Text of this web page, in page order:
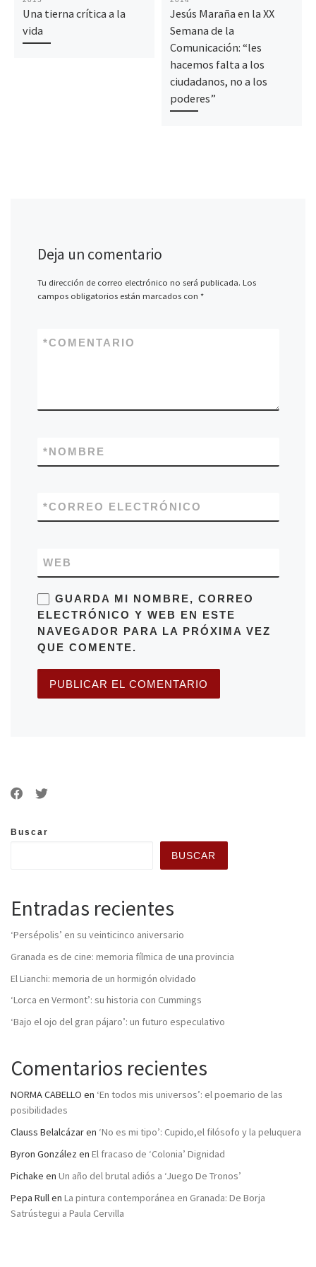
Una tierna crítica a la
vida
Jesús Maraña en la XX
Semana de la
Comunicación: “les
hacemos falta a los
ciudadanos, no a los
poderes”
Deja un comentario
Tu dirección de correo electrónico no será publicada. Los
campos obligatorios están marcados con *
COMENTARIO
*
NOMBRE
*
CORREO ELECTRÓNICO
*
WEB
GUARDA MI NOMBRE, CORREO
ELECTRÓNICO Y WEB EN ESTE
NAVEGADOR PARA LA PRÓXIMA VEZ
QUE COMENTE.
Buscar
BUSCAR
Entradas recientes
‘Persépolis’ en su veinticinco aniversario
Granada es de cine: memoria fílmica de una provincia
El Lianchi: memoria de un hormigón olvidado
‘Lorca en Vermont’: su historia con Cummings
‘Bajo el ojo del gran pájaro’: un futuro especulativo
Comentarios recientes
NORMA CABELLO en ‘En todos mis universos’: el poemario de las
posibilidades
Clauss Belalcázaren ‘No es mi tipo’: Cupido,el filósofo y la peluquera
Byron González en El fracaso de ‘Colonia’ Dignidad
Pichake en Un año del brutal adiós a ‘Juego De Tronos’
Pepa Rullen La pintura contemporánea en Granada: De Borja
Satrústegui a Paula Cervilla